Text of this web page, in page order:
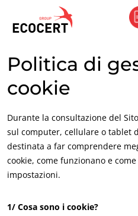
I NOSTRI SERVIZI
Certificazione
Globale
Global (francese)
(spagnolo)
Africa
Sudafrica
Politica di
cookie
Durante la consultazione del
sul computer, cellulare o tablet
destinata a far comprendere
cookie, come funzionano e
impostazioni.
1/ Cosa sono i cookie?